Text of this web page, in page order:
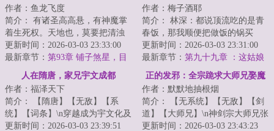
作者：鱼龙飞度
简介： 有诸圣高高悬，有神魔掌
着生死权。天地也，莫要把清浊
分辨，咱也趁乱成个仙！
<...
更新时间：2026-03-03 23:33:00
最新章节： 第93章 铺子煞星，目
标通宝月中拍卖会
作者：梅子酒耶
简介： 林深：都说顶流吃的是青
春饭，那我顺便把做饭的锅买
了，不过分吧？
...
更新时间：2026-03-03 23:31:00
最新章节： 第九十九章 ：这姑娘
老板估计把她忘了
人在隋唐，家兄宇文成都
作者：福泽天下
简介： 【隋唐】【无敌】【系
统】【词条】\n穿越成为宇文化及
第三子，宇文成都的弟弟宇文成
更新时间：2026-03-03 23:39:51
正的发邪：全宗跪求大师兄娶魔
女
作者：默默地抽根烟
简介： 【无系统】【无敌】【剑
道】【大师兄】\n神剑宗大师兄张
青锋，九年前惨遭魔女暗算，痛
更新时间：2026-03-03 23:43:23